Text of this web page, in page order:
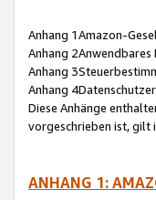
Anhang 1Amazon-
Anhang
Anhang
Anhang
Diese Anhänge
vorgeschrieben ist, gilt
ANHANG 1: